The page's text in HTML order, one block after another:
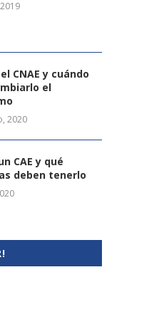
CNAE y cuándo
el
2020
CAE y qué
deben tenerlo